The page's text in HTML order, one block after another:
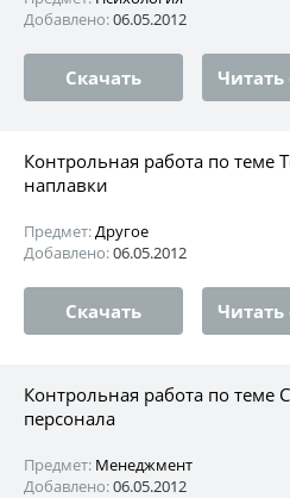
Добавлено:06.05.2012
Скачать
Контрольная работа по теме
наплавки
Предмет:Другое
Добавлено:06.05.2012
Скачать
Контрольная работа по теме
персонала
Предмет: Менеджмент
Добавлено:06.05.2012